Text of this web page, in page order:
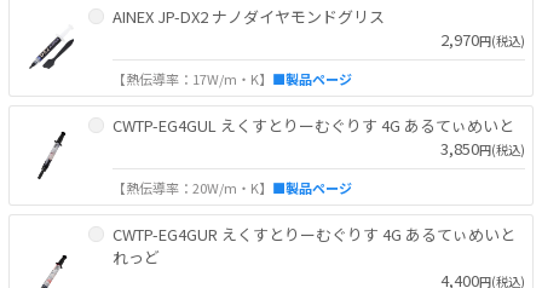
AINEX JP-DX2 ナノダイヤモンドグリス
2,970円(税込)
【熱伝導率：17W/m・K】 ■製品ページ
CWTP-EG4GUL えくすとりーむぐりす 4G あるてぃめいと
3,850円(税込)
【熱伝導率：20W/m・K】 ■製品ページ
CWTP-EG4GUR えくすとりーむぐりす 4G あるてぃめいと
れっど
4,400円(税込)